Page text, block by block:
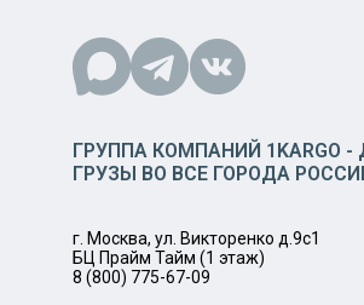
ГРУППА КОМПАНИЙ 1KARGO
ГРУЗЫ ВО ВСЕ ГОРОДА
г. Москва, ул. Викторенко д.9с1
БЦ Прайм Тайм (1 этаж)
8 (800) 775-67-09